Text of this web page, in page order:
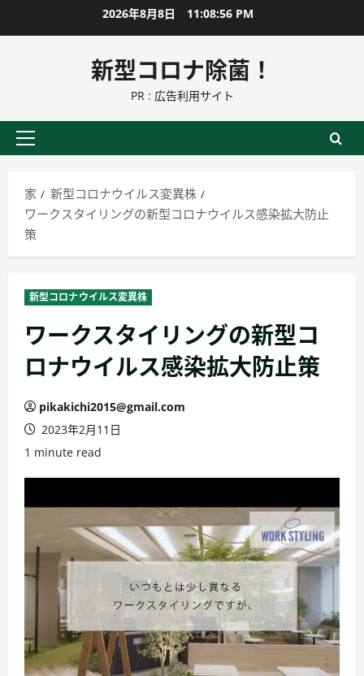
ン
に
2026年8月8日 11:08:57 PM
新型コロナ除菌！
PR : 広告利用サイト
プ
イ
マ
リ
ニ
ュ
ー
家
新型コロナウイルス変異株
ワークスタイリングの新型コロナウイルス感染拡大防止
策
新型コロナウイルス変異株
ワークスタイリングの新型コ
ロナウイルス感染拡大防止策
pikakichi2015@gmail.com
2023年2月11日
1 minute read